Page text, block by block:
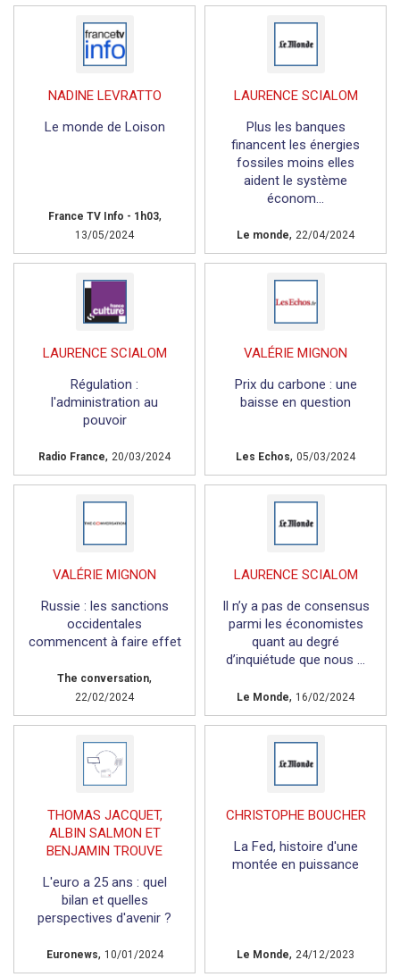
NADINE LEVRATTO
Le monde de Loison
France TV Info - 1h03,
13/05/2024
LAURENCE SCIALOM
Plus les banques
financent les énergies
fossiles moins elles
aident le système
économ...
Le monde, 22/04/2024
LAURENCE SCIALOM
Régulation :
l'administration au
pouvoir
Radio France, 20/03/2024
VALÉRIE MIGNON
Prix du carbone : une
baisse en question
Les Echos, 05/03/2024
VALÉRIE MIGNON
Russie : les sanctions
occidentales
commencent à faire effet
The conversation,
22/02/2024
LAURENCE SCIALOM
Il n’y a pas de consensus
parmi les économistes
quant au degré
d’inquiétude que nous ...
Le Monde, 16/02/2024
THOMAS JACQUET,
ALBIN SALMON ET
BENJAMIN TROUVE
L'euro a 25 ans : quel
bilan et quelles
perspectives d'avenir ?
Euronews, 10/01/2024
CHRISTOPHE BOUCHER
La Fed, histoire d'une
montée en puissance
Le Monde, 24/12/2023